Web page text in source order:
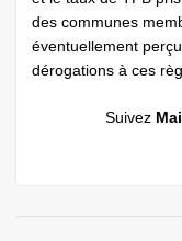
des communes
éventuellement
dérogations à ces
Suivez